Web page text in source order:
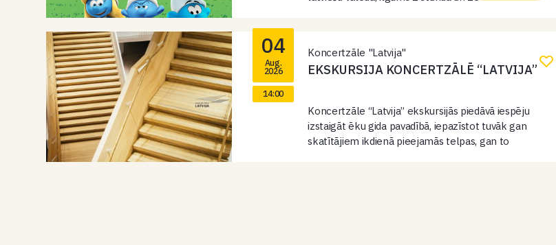
04
Aug.
2026
14:00
Koncertzāle "Latvija"
EKSKURSIJA KONCERTZĀLĒ “LATVIJA”
Koncertzāle “Latvija” ekskursijās piedāvā iespēju
izstaigāt ēku gida pavadībā, iepazīstot tuvāk gan
skatītājiem ikdienā pieejamās telpas, gan to